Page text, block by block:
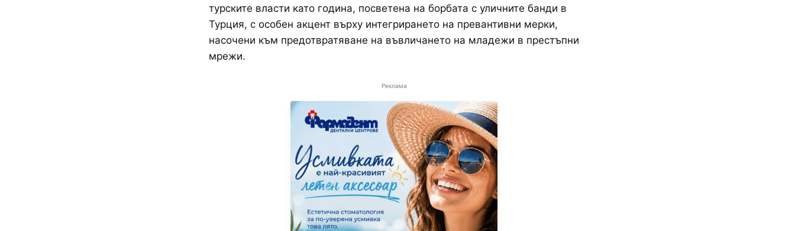
турските власти като година, посветена на борбата с уличните банди в
Турция, с особен акцент върху интегрирането на превантивни мерки,
насочени към предотвратяване на въвличането на младежи в престъпни
мрежи.
Реклама